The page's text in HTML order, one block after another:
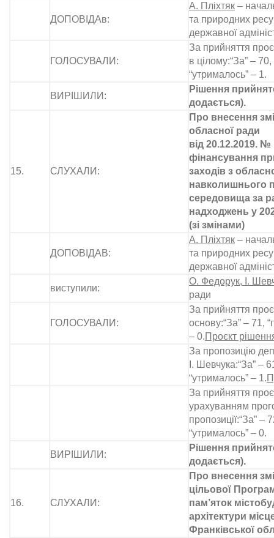
ДОПОВІДАв:
А. Пліхтяк –
та природних
державної
ГОЛОСУВАЛИ:
За прийняття
в цілому:“За” – 70,
“утрималось” – 1.
ВИРІШИЛИ:
Рішення
додається).
15. СЛУХАЛИ:
Про внесення
обласної ради
від 20.12.2019.
фінансування
заходів з
навколишнього
середовища за
надходжень у
(зі змінами)
ДОПОВІДАВ:
А. Пліхтяк –
та природних
державної
виступили:
О. Федорук, І.
ради
ГОЛОСУВАЛИ:
За прийняття
основу:“За” – 71,
– 0.Проєкт
За пропозицію
І. Шевчука:“За” –
“утрималось” – 1.
За прийняття
урахуванням
пропозиції:“За” –
“утрималось” – 0.
ВИРІШИЛИ:
Рішення
додається).
16. СЛУХАЛИ:
Про внесення
цільової
пам’яток
архітектури
Франківської